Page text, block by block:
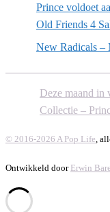
Prince voldoet
Old Friends 4
New Radicals –
Deze maand in
Collectie –
© 2016-2026 A Pop Life ,
Ontwikkeld door Erwin